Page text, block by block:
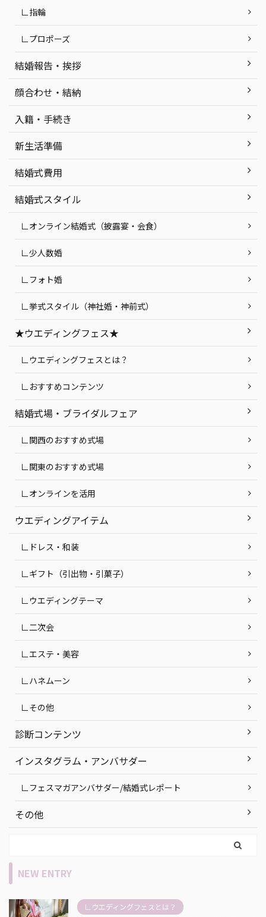
∟指輪
∟プロポーズ
結婚報告・挨拶
顔合わせ・結納
入籍・手続き
新生活準備
結婚式費用
結婚式スタイル
∟オンライン結婚式（披露宴・会食）
∟少人数婚
∟フォト婚
∟挙式スタイル（神社婚・神前式）
★ウエディングフェス★
∟ウエディングフェスとは？
∟おすすめコンテンツ
結婚式場・ブライダルフェア
∟関西のおすすめ式場
∟関東のおすすめ式場
∟オンラインを活用
ウエディングアイテム
∟ドレス・和装
∟ギフト（引出物・引菓子）
∟ウエディングテーマ
∟二次会
∟エステ・美容
∟ハネムーン
∟その他
診断コンテンツ
インスタグラム・アンバサダー
∟フェスマガアンバサダー/結婚式レポート
その他
NEW ENTRY
∟ウエディングフェスとは？